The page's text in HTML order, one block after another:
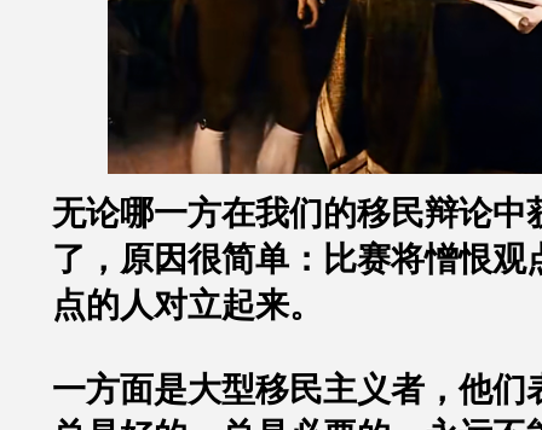
无论哪一方在我们的移民辩论中
了，原因很简单：比赛将憎恨观
点的人对立起来。
一方面是大型移民主义者，他们